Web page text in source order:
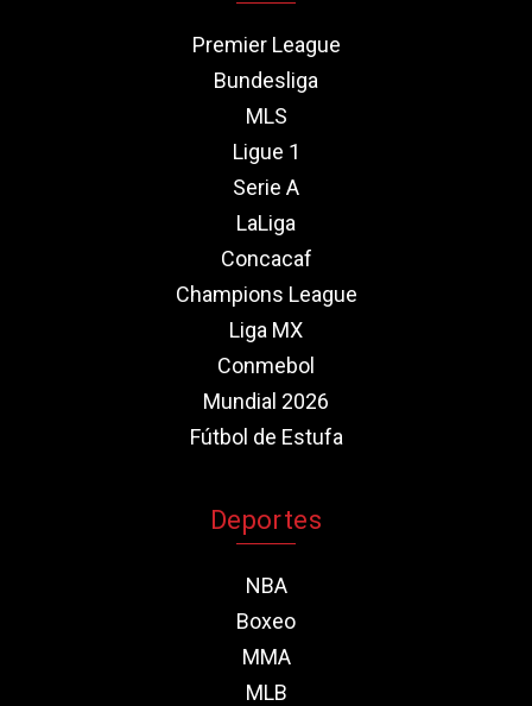
Premier League
Bundesliga
MLS
Ligue 1
Serie A
LaLiga
Concacaf
Champions League
Liga MX
Conmebol
Mundial 2026
Fútbol de Estufa
Deportes
NBA
Boxeo
MMA
MLB